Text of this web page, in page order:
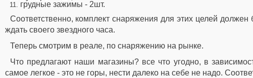
грудные зажимы - 2шт.
Соответственно, комплект снаряжения для этих целей
ждать своего звездного часа.
Теперь смотрим в реале, по снаряжению на рынке.
Что предлагают наши магазины? все что угодно, в
самое легкое - это не горы, нести далеко на себе не надо.